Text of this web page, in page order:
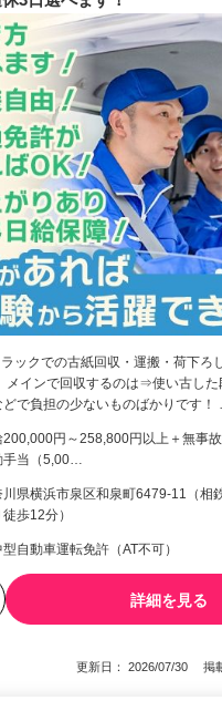
ックでの古紙回収・運搬・荷下ろ
メインで回収するのは⇒使い古した
どで負担の少ないものばかりです！
200,000円～258,800円以上＋無事
手当（5,00…
川県横浜市泉区和泉町6479-11（相
歩12分）
自動車運転免許（AT不可）
詳細を見る
更新日： 2026/07/30 掲